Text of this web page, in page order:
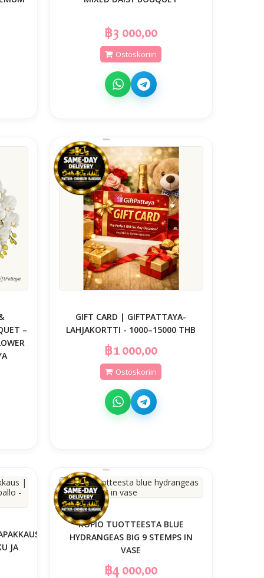
฿3 000,00
Ostoskoriin
–
GIFT CARD | GIFTPATTAYA-
LAHJAKORTTI - 1000–15000 THB
฿1 000,00
Ostoskoriin
JA
KOPIO TUOTTEESTA BLUE
HYDRANGEAS BIG 9 STEMPS IN
VASE
฿4 000,00